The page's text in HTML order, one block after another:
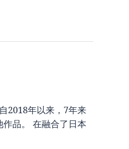
2018年以来，7年来
品。 在融合了日本